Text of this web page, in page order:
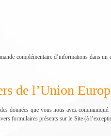
complémentaire d’informations dans un
de l’Union
données que vous nous avez communiqué.
formulaires présents sur le Site (à